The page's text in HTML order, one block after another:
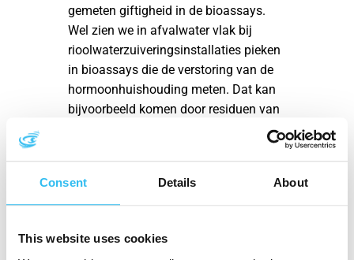
Consent Details About
This website uses cookies
gemeten giftigheid in de bioassays.
Wel zien we in afvalwater vlak bij
rioolwaterzuiveringsinstallaties pieken
in bioassays die de verstoring van de
hormoonhuishouding meten. Dat kan
bijvoorbeeld komen door residuen van
Dit jaar is ook een nieuwe werkgroep gestart.